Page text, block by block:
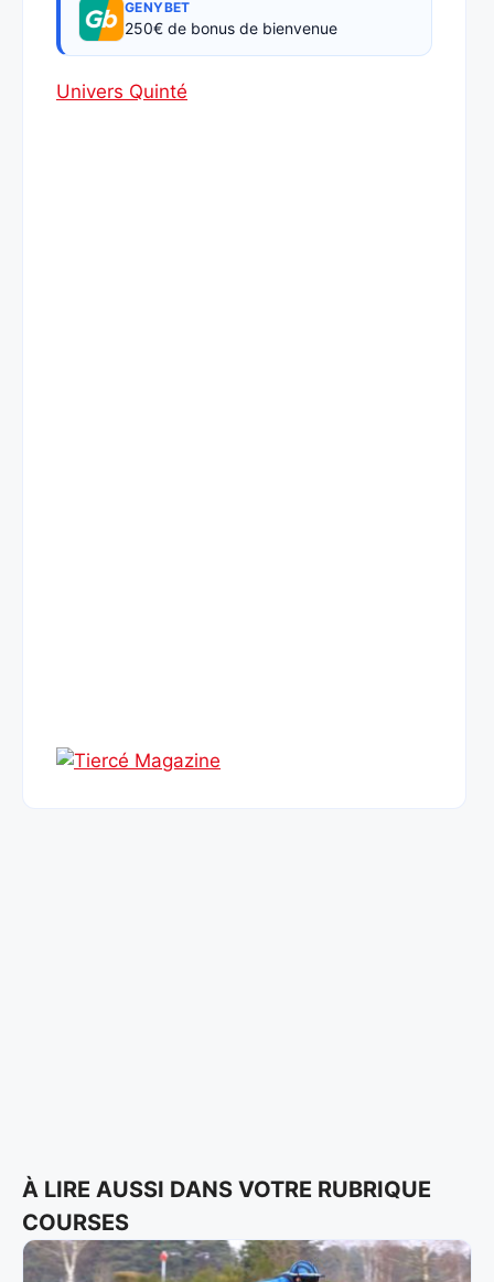
GENYBET
250€ de bonus de bienvenue
Univers Quinté
À LIRE AUSSI DANS VOTRE RUBRIQUE
COURSES